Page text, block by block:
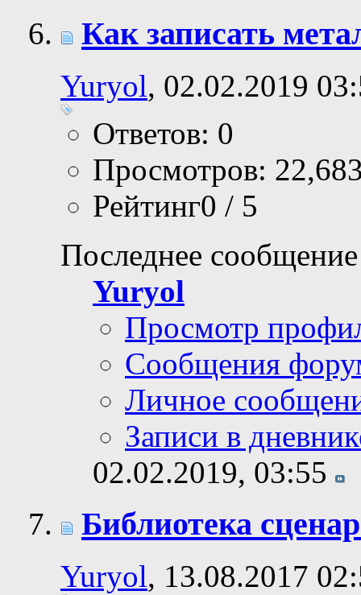
Как записать
Yuryol, 02.02.2019
Ответов: 0
Просмотров:
Рейтинг0 / 5
Последнее
Yuryol
Просмотр
Сообщения
Личное
Записи в
02.02.2019, 03:55
Библиотека
Yuryol, 13.08.2017